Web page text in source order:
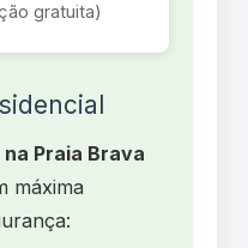
gratuita)
Praia Brava
máxima